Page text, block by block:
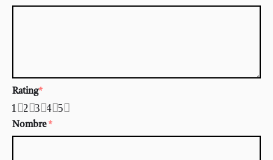
Rating*
5
4
3
2
1
Nombre*